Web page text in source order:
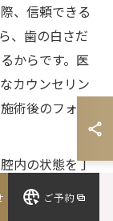
、信頼できる
、歯の白さだ
からです。医
カウンセリン
術後のフォロ
内の状態を丁
せた最適なホ
ご予約